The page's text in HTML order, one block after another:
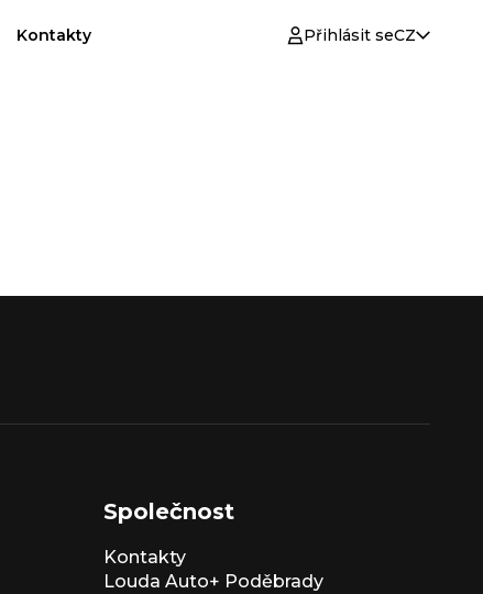
Kontakty Přihlásit seCZ
Společnost
Kontakty
Louda Auto+ Poděbrady